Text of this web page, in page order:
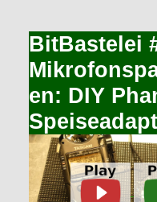
BitBastelei
en: DIY